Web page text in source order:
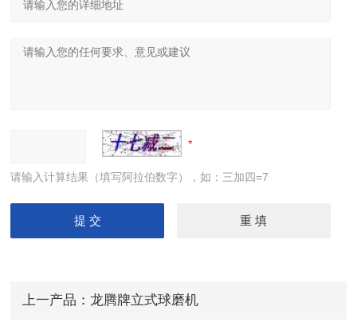
请输入计算结果（填写阿拉伯数字），如：三加四=7
上一产品： 龙腾牌立式球磨机